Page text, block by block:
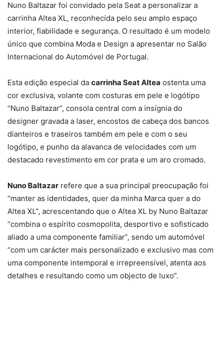
Nuno Baltazar foi convidado pela Seat a personalizar a
carrinha Altea XL, reconhecida pelo seu amplo espaço
interior, fiabilidade e segurança. O resultado é um modelo
único que combina Moda e Design a apresentar no Salão
Internacional do Automóvel de Portugal.
Esta edição especial da carrinha Seat Altea ostenta uma
cor exclusiva, volante com costuras em pele e logótipo
“Nuno Baltazar”, consola central com a insígnia do
designer gravada a laser, encostos de cabeça dos bancos
dianteiros e traseiros também em pele e com o seu
logótipo, e punho da alavanca de velocidades com um
destacado revestimento em cor prata e um aro cromado.
Nuno Baltazar refere que a sua principal preocupação foi
“manter as identidades, quer da minha Marca quer a do
Altea XL”, acrescentando que o Altea XL by Nuno Baltazar
“combina o espírito cosmopolita, desportivo e sofisticado
aliado a uma componente familiar”, sendo um automóvel
“com um carácter mais personalizado e exclusivo mas com
uma componente intemporal e irrepreensível, atenta aos
detalhes e resultando como um objecto de luxo”.